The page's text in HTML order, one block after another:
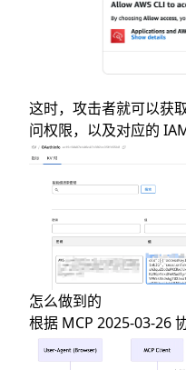
这时，攻击者就可以获
问权限，以及对应的
怎么做到的
根据 MCP 2025-03-26 协